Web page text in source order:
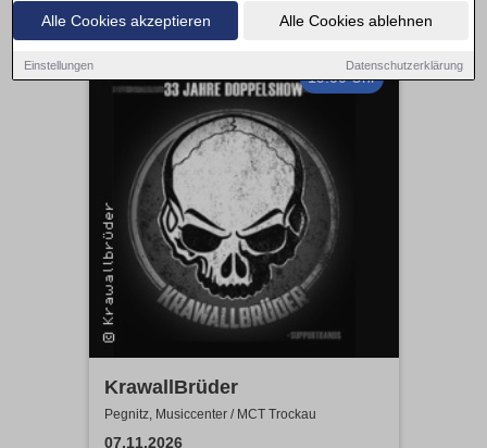
Alle Cookies akzeptieren Alle Cookies ablehnen
Einstellungen Datenschutzerklärung
19:00 Uhr
KrawallBrüder
Pegnitz, Musiccenter / MCT Trockau
07.11.2026